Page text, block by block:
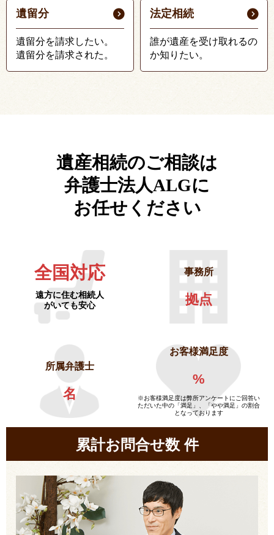
遺留分
遺留分を請求したい。
遺留分を請求された。
法定相続
誰が遺産を受け取れるの
か知りたい。
遺産相続のご相談は
弁護士法人ALGに
お任せください
全国対応
遠方に住む相続人
がいても安心
事務所
拠点
所属弁護士
名
お客様満足度
%
※お客様満足度は弊所アンケートにご回答い
ただいた中の「満足」、「やや満足」の割合
となっております
累計お問合せ数件